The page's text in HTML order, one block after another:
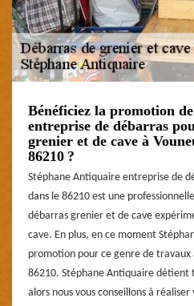
Bénéficiez la promotion
entreprise de débarras
grenier et de cave à
86210 ?
Stéphane Antiquaire entreprise de
dans le 86210 est une
débarras grenier et de cave
cave. En plus, en ce moment
promotion pour ce genre de travaux
86210. Stéphane Antiquaire détient
alors nous vous conseillons à